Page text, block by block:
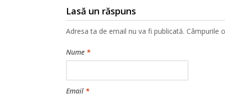
Lasă un răspuns
Adresa ta de email nu va fi publicată. Câmpurile
Nume *
Email *